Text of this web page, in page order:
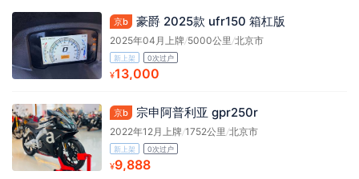
京b 豪爵 2025款 ufr150 箱杠版
2025年04月上牌/5000公里 /北京市
新上架 0次过户
¥13,000
京b 宗申阿普利亚 gpr250r
2022年12月上牌/1752公里/北京市
新上架 0次过户
¥9,888